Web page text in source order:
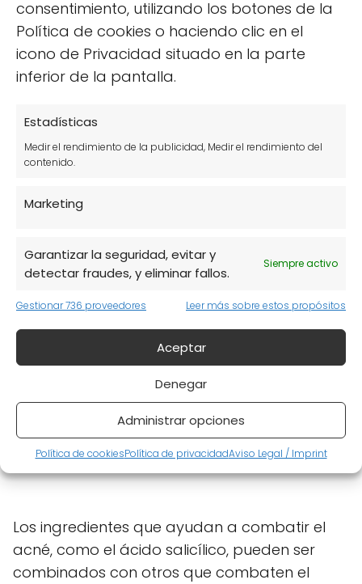
consentimiento, utilizando los botones de la
Política de cookies o haciendo clic en el
icono de Privacidad situado en la parte
inferior de la pantalla.
Estadísticas
Medir el rendimiento de la publicidad, Medir el rendimiento del
contenido.
Marketing
Garantizar la seguridad, evitar y
detectar fraudes, y eliminar fallos.
Siempre activo
Gestionar 736 proveedores Leer más sobre estos propósitos
Aceptar
Denegar
Administrar opciones
Política de cookiesPolítica de privacidadAviso Legal / Imprint
Muchas personas se preocupan por el acné,
pero también desean prevenir los signos del
envejecimiento.Es posible encontrar
productos multifuncionales
Los ingredientes que ayudan a combatir el
acné, como el ácido salicílico, pueden ser
combinados con otros que combaten el